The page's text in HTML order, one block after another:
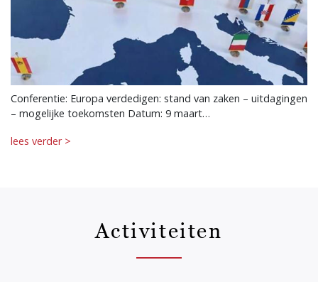
Conferentie: Europa verdedigen: stand van zaken – uitdagingen
– mogelijke toekomsten Datum: 9 maart…
lees verder >
Activiteiten